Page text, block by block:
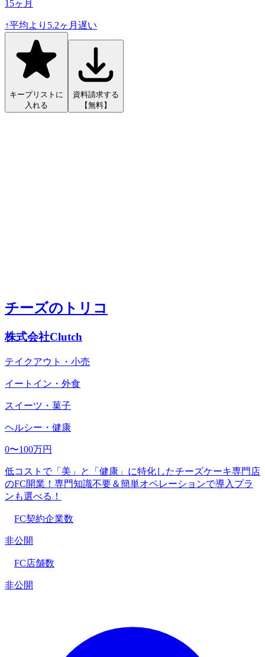
15ヶ月
↑平均より 5.2ヶ月遅い
キープリストに
入れる
資料請求する
【無料】
チーズのトリコ
株式会社Clutch
テイクアウト・小売
イートイン・外食
スイーツ・菓子
ヘルシー・健康
0〜100万円
低コストで「美」と「健康」に特化したチーズケーキ専門店
のFC開業！専門知識不要＆簡単オペレーションで導入プラ
ンも選べる！
FC契約企業数
非公開
FC店舗数
非公開